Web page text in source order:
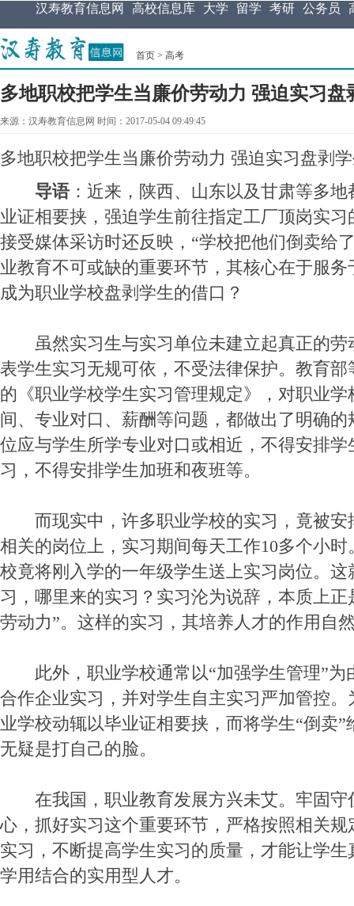
汉寿教育信息网 高校信息库 大学 留学 考研 公务员
首页 > 高考
多地职校把学生当廉价劳动力 强迫实习盘
来源：汉寿教育信息网 时间：2017-05-04 09:49:45
多地职校把学生当廉价劳动力 强迫实习盘剥
导语：近来，陕西、山东以及甘肃等多
业证相要挟，强迫学生前往指定工厂顶岗实
接受媒体采访时还反映，“学校把他们倒卖给
业教育不可或缺的重要环节，其核心在于服
成为职业学校盘剥学生的借口？
虽然实习生与实习单位未建立起真正的劳
表学生实习无规可依，不受法律保护。教育
的《职业学校学生实习管理规定》，对职业
间、专业对口、薪酬等问题，都做出了明确
位应与学生所学专业对口或相近，不得安排
习，不得安排学生加班和夜班等。
而现实中，许多职业学校的实习，竟被安
相关的岗位上，实习期间每天工作10多个小
校竟将刚入学的一年级学生送上实习岗位。
习，哪里来的实习？实习沦为说辞，本质上正
劳动力”。这样的实习，其培养人才的作用自
此外，职业学校通常以“加强学生管理”为
合作企业实习，并对学生自主实习严加管控
业学校动辄以毕业证相要挟，而将学生“倒卖
无疑是打自己的脸。
在我国，职业教育发展方兴未艾。牢固守
心，抓好实习这个重要环节，严格按照相关
实习，不断提高学生实习的质量，才能让学
学用结合的实用型人才。